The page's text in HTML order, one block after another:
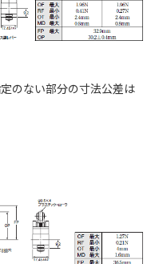
のない部分の寸法公差は